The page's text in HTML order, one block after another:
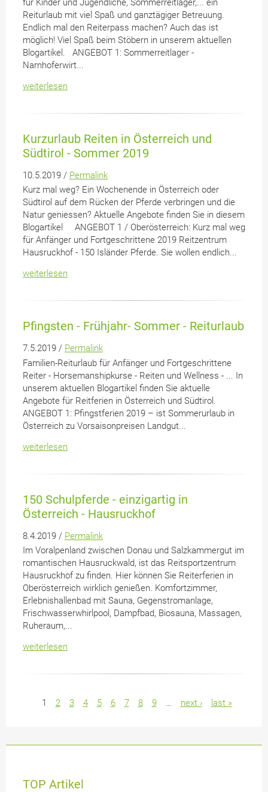
für Kinder und Jugendliche, Sommerreitlager,... ein
Reiturlaub mit viel Spaß und ganztägiger Betreuung.
Endlich mal den Reiterpass machen? Auch das ist
möglich! Viel Spaß beim Stöbern in unserem aktuellen
Blogartikel. ANGEBOT 1: Sommerreitlager -
Narnhoferwirt...
weiterlesen
Kurzurlaub Reiten in Österreich und
Südtirol - Sommer 2019
10.5.2019 / Permalink
Kurz mal weg? Ein Wochenende in Österreich oder
Südtirol auf dem Rücken der Pferde verbringen und die
Natur geniessen? Aktuelle Angebote finden Sie in diesem
Blogartikel ANGEBOT 1 / Oberösterreich: Kurz mal weg
für Anfänger und Fortgeschrittene 2019 Reitzentrum
Hausruckhof - 150 Isländer Pferde. Sie wollen endlich...
weiterlesen
Pfingsten - Frühjahr- Sommer - Reiturlaub
7.5.2019 / Permalink
Familien-Reiturlaub für Anfänger und Fortgeschrittene
Reiter - Horsemanshipkurse - Reiten und Wellness - ... In
unserem aktuellen Blogartikel finden Sie aktuelle
Angebote für Reitferien in Österreich und Südtirol.
ANGEBOT 1: Pfingstferien 2019 – ist Sommerurlaub in
Österreich zu Vorsaisonpreisen Landgut...
weiterlesen
150 Schulpferde - einzigartig in
Österreich - Hausruckhof
8.4.2019 / Permalink
Im Voralpenland zwischen Donau und Salzkammergut im
romantischen Hausruckwald, ist das Reitsportzentrum
Hausruckhof zu finden. Hier können Sie Reiterferien in
Oberösterreich wirklich genießen. Komfortzimmer,
Erlebnishallenbad mit Sauna, Gegenstromanlage,
Frischwasserwhirlpool, Dampfbad, Biosauna, Massagen,
Ruheraum,...
weiterlesen
Pages
1 2 3 4 5 6 7 8 9 next › last »
TOP Artikel